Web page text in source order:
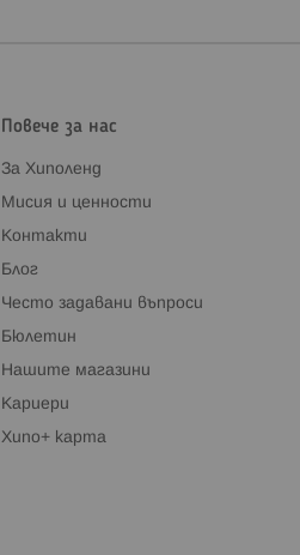
Повече за нас
За Хиполенд
Мисия и ценности
Контакти
Блог
Често задавани въпроси
Бюлетин
Нашите магазини
Кариери
Хипо+ карта